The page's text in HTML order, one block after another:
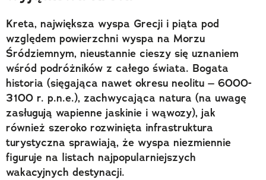
Kreta, największa wyspa Grecji i piąta pod
względem powierzchni wyspa na Morzu
Śródziemnym, nieustannie cieszy się uznaniem
wśród podróżników z całego świata. Bogata
historia (sięgająca nawet okresu neolitu – 6000-
3100 r. p.n.e.), zachwycająca natura (na uwagę
zasługują wapienne jaskinie i wąwozy), jak
również szeroko rozwinięta infrastruktura
turystyczna sprawiają, że wyspa niezmiennie
figuruje na listach najpopularniejszych
wakacyjnych destynacji.